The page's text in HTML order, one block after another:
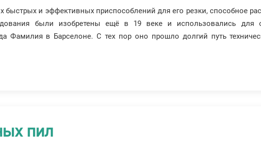
быстрых и эффективных приспособлений для его резки, способное
были изобретены ещё в 19 веке и использовались для
Фамилия в Барселоне. С тех пор оно прошло долгий путь
пил